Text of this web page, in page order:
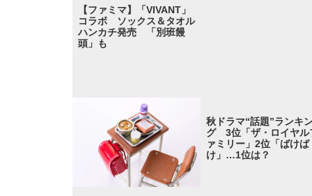
【ファミマ】「VIVANT」
コラボ ソックス＆タオル
ハンカチ発売 「別班饅
頭」も
秋ドラマ“話題”ランキ
グ 3位「ザ・ロイヤル
ァミリー」2位「ばけば
け」…1位は？